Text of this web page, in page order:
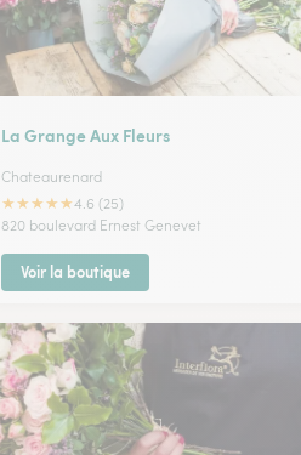
La Grange Aux Fleurs
Chateaurenard
★★★★★4.6 (25)
820 boulevard Ernest Genevet
Voir la boutique